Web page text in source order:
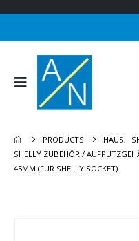
PRODUCTS HAUS,
SHELLY ZUBEHÖR /
45MM (FÜR SHELLY SOCKET)